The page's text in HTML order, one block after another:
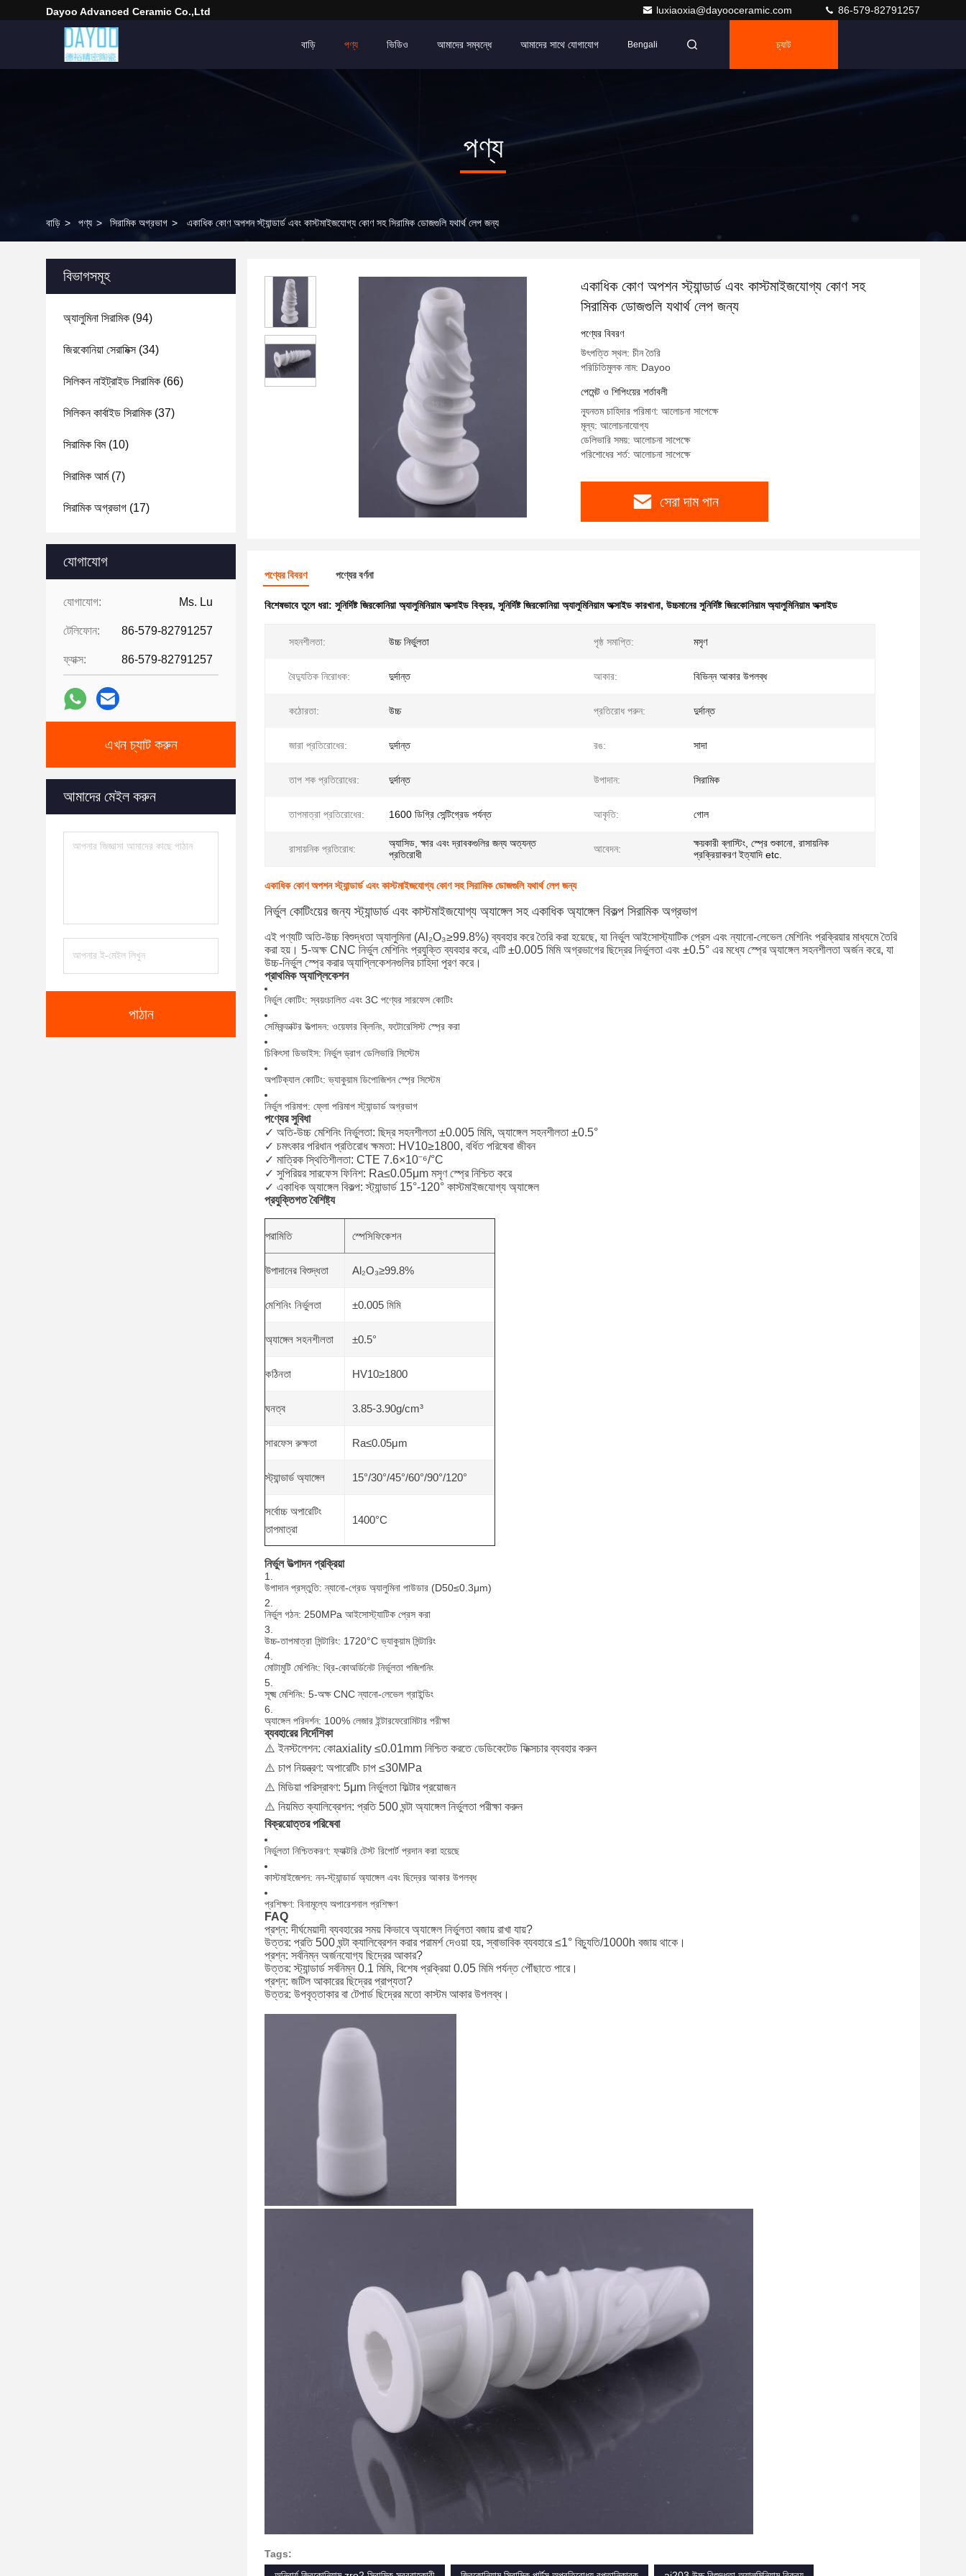
Dayoo Advanced Ceramic Co.,Ltd luxiaoxia@dayooceramic.com 86-579-82791257
বাড়ি পণ্য ভিডিও আমাদের সম্বন্ধে আমাদের সাথে যোগাযোগ Bengali চ্যাট
পণ্য
বাড়ি > পণ্য > সিরামিক অগ্রভাগ > একাধিক কোণ অপশন স্ট্যান্ডার্ড এবং কাস্টমাইজযোগ্য কোণ সহ সিরামিক ডোজগুলি যথার্থ লেপ জন্য
বিভাগসমূহ
অ্যালুমিনা সিরামিক (94)
জিরকোনিয়া সেরামিক্স(34)
সিলিকন নাইট্রাইড সিরামিক (66)
সিলিকন কার্বাইড সিরামিক (37)
সিরামিক বিম(10)
সিরামিক আর্ম(7)
সিরামিক অগ্রভাগ (17)
যোগাযোগ
যোগাযোগ: Ms. Lu
টেলিফোন: 86-579-82791257
ফ্যাক্স: 86-579-82791257
এখন চ্যাট করুন
আমাদের মেইল ​​করুন
পাঠান
একাধিক কোণ অপশন স্ট্যান্ডার্ড এবং কাস্টমাইজযোগ্য কোণ সহ
সিরামিক ডোজগুলি যথার্থ লেপ জন্য
পণ্যের বিবরণ
উৎপত্তি স্থল: চীন তৈরি
পরিচিতিমুলক নাম: Dayoo
পেমেন্ট ও শিপিংয়ের শর্তাবলী
ন্যূনতম চাহিদার পরিমাণ: আলোচনা সাপেক্ষে
মূল্য: আলোচনাযোগ্য
ডেলিভারি সময়: আলোচনা সাপেক্ষে
পরিশোধের শর্ত: আলোচনা সাপেক্ষে
সেরা দাম পান
পণ্যের বিবরণ পণ্যের বর্ণনা
বিশেষভাবে তুলে ধরা: সুনির্দিষ্ট জিরকোনিয়া অ্যালুমিনিয়াম অক্সাইড বিক্রয়, সুনির্দিষ্ট জিরকোনিয়া অ্যালুমিনিয়াম অক্সাইড কারখানা, উচ্চমানের সুনির্দিষ্ট জিরকোনিয়াম অ্যালুমিনিয়াম অক্সাইড
সহনশীলতা: উচ্চ নির্ভুলতা পৃষ্ঠ সমাপ্তি: মসৃণ
বৈদ্যুতিক নিরোধক: দুর্দান্ত আকার: বিভিন্ন আকার উপলব্ধ
কঠোরতা: উচ্চ প্রতিরোধ পরুন: দুর্দান্ত
জারা প্রতিরোধের: দুর্দান্ত রঙ: সাদা
তাপ শক প্রতিরোধের: দুর্দান্ত উপাদান: সিরামিক
তাপমাত্রা প্রতিরোধের: 1600 ডিগ্রি সেন্টিগ্রেড পর্যন্ত আকৃতি: গোল
রাসায়নিক প্রতিরোধ:
অ্যাসিড, ক্ষার এবং দ্রাবকগুলির জন্য অত্যন্ত
প্রতিরোধী
আবেদন:
ক্ষয়কারী ব্লাস্টিং, স্প্রে শুকানো, রাসায়নিক
প্রক্রিয়াকরণ ইত্যাদি etc.
একাধিক কোণ অপশন স্ট্যান্ডার্ড এবং কাস্টমাইজযোগ্য কোণ সহ সিরামিক ডোজগুলি যথার্থ লেপ জন্য
নির্ভুল কোটিংয়ের জন্য স্ট্যান্ডার্ড এবং কাস্টমাইজযোগ্য অ্যাঙ্গেল সহ একাধিক অ্যাঙ্গেল বিকল্প সিরামিক অগ্রভাগ
এই পণ্যটি অতি-উচ্চ বিশুদ্ধতা অ্যালুমিনা (Al₂O₃≥99.8%) ব্যবহার করে তৈরি করা হয়েছে, যা নির্ভুল আইসোস্ট্যাটিক প্রেস এবং ন্যানো-লেভেল মেশিনিং প্রক্রিয়ার মাধ্যমে তৈরি
করা হয়। 5-অক্ষ CNC নির্ভুল মেশিনিং প্রযুক্তি ব্যবহার করে, এটি ±0.005 মিমি অগ্রভাগের ছিদ্রের নির্ভুলতা এবং ±0.5° এর মধ্যে স্প্রে অ্যাঙ্গেল সহনশীলতা অর্জন করে, যা
উচ্চ-নির্ভুল স্প্রে করার অ্যাপ্লিকেশনগুলির চাহিদা পূরণ করে।
প্রাথমিক অ্যাপ্লিকেশন
নির্ভুল কোটিং: স্বয়ংচালিত এবং 3C পণ্যের সারফেস কোটিং
সেমিকন্ডাক্টর উত্পাদন: ওয়েফার ক্লিনিং, ফটোরেসিস্ট স্প্রে করা
চিকিৎসা ডিভাইস: নির্ভুল ড্রাগ ডেলিভারি সিস্টেম
অপটিক্যাল কোটিং: ভ্যাকুয়াম ডিপোজিশন স্প্রে সিস্টেম
নির্ভুল পরিমাপ: ফ্লো পরিমাপ স্ট্যান্ডার্ড অগ্রভাগ
পণ্যের সুবিধা
✓ অতি-উচ্চ মেশিনিং নির্ভুলতা: ছিদ্র সহনশীলতা ±0.005 মিমি, অ্যাঙ্গেল সহনশীলতা ±0.5°
✓ চমৎকার পরিধান প্রতিরোধ ক্ষমতা: HV10≥1800, বর্ধিত পরিষেবা জীবন
✓ মাত্রিক স্থিতিশীলতা: CTE 7.6×10⁻⁶/°C
✓ সুপিরিয়র সারফেস ফিনিশ: Ra≤0.05μm মসৃণ স্প্রে নিশ্চিত করে
✓ একাধিক অ্যাঙ্গেল বিকল্প: স্ট্যান্ডার্ড 15°-120° কাস্টমাইজযোগ্য অ্যাঙ্গেল
প্রযুক্তিগত বৈশিষ্ট্য
পরামিতি স্পেসিফিকেশন
উপাদানের বিশুদ্ধতা Al₂O₃≥99.8%
মেশিনিং নির্ভুলতা ±0.005 মিমি
অ্যাঙ্গেল সহনশীলতা ±0.5°
কঠিনতা HV10≥1800
ঘনত্ব 3.85-3.90g/cm³
সারফেস রুক্ষতা Ra≤0.05μm
স্ট্যান্ডার্ড অ্যাঙ্গেল 15°/30°/45°/60°/90°/120°
সর্বোচ্চ অপারেটিং
তাপমাত্রা
1400°C
নির্ভুল উত্পাদন প্রক্রিয়া
উপাদান প্রস্তুতি: ন্যানো-গ্রেড অ্যালুমিনা পাউডার (D50≤0.3μm)
নির্ভুল গঠন: 250MPa আইসোস্ট্যাটিক প্রেস করা
উচ্চ-তাপমাত্রা সিন্টারিং: 1720°C ভ্যাকুয়াম সিন্টারিং
মোটামুটি মেশিনিং: থ্রি-কোঅর্ডিনেট নির্ভুলতা পজিশনিং
সূক্ষ্ম মেশিনিং: 5-অক্ষ CNC ন্যানো-লেভেল গ্রাইন্ডিং
অ্যাঙ্গেল পরিদর্শন: 100% লেজার ইন্টারফেরোমিটার পরীক্ষা
ব্যবহারের নির্দেশিকা
⚠️ ইনস্টলেশন: কোaxiality ≤0.01mm নিশ্চিত করতে ডেডিকেটেড ফিক্সচার ব্যবহার করুন
⚠️ চাপ নিয়ন্ত্রণ: অপারেটিং চাপ ≤30MPa
⚠️ মিডিয়া পরিস্রাবণ: 5μm নির্ভুলতা ফিল্টার প্রয়োজন
⚠️ নিয়মিত ক্যালিব্রেশন: প্রতি 500 ঘন্টা অ্যাঙ্গেল নির্ভুলতা পরীক্ষা করুন
বিক্রয়োত্তর পরিষেবা
নির্ভুলতা নিশ্চিতকরণ: ফ্যাক্টরি টেস্ট রিপোর্ট প্রদান করা হয়েছে
কাস্টমাইজেশন: নন-স্ট্যান্ডার্ড অ্যাঙ্গেল এবং ছিদ্রের আকার উপলব্ধ
প্রশিক্ষণ: বিনামূল্যে অপারেশনাল প্রশিক্ষণ
FAQ
প্রশ্ন: দীর্ঘমেয়াদী ব্যবহারের সময় কিভাবে অ্যাঙ্গেল নির্ভুলতা বজায় রাখা যায়?
উত্তর: প্রতি 500 ঘন্টা ক্যালিব্রেশন করার পরামর্শ দেওয়া হয়, স্বাভাবিক ব্যবহারে ≤1° বিচ্যুতি/1000h বজায় থাকে।
প্রশ্ন: সর্বনিম্ন অর্জনযোগ্য ছিদ্রের আকার?
উত্তর: স্ট্যান্ডার্ড সর্বনিম্ন 0.1 মিমি, বিশেষ প্রক্রিয়া 0.05 মিমি পর্যন্ত পৌঁছাতে পারে।
প্রশ্ন: জটিল আকারের ছিদ্রের প্রাপ্যতা?
উত্তর: উপবৃত্তাকার বা টেপার্ড ছিদ্রের মতো কাস্টম আকার উপলব্ধ।
Tags: